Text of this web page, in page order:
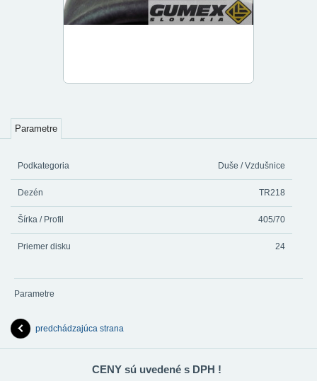
Parametre
Podkategoria Duše / Vzdušnice
Dezén TR218
Šírka / Profil 405/70
Priemer disku 24
Parametre
predchádzajúca strana
CENY sú uvedené s DPH !